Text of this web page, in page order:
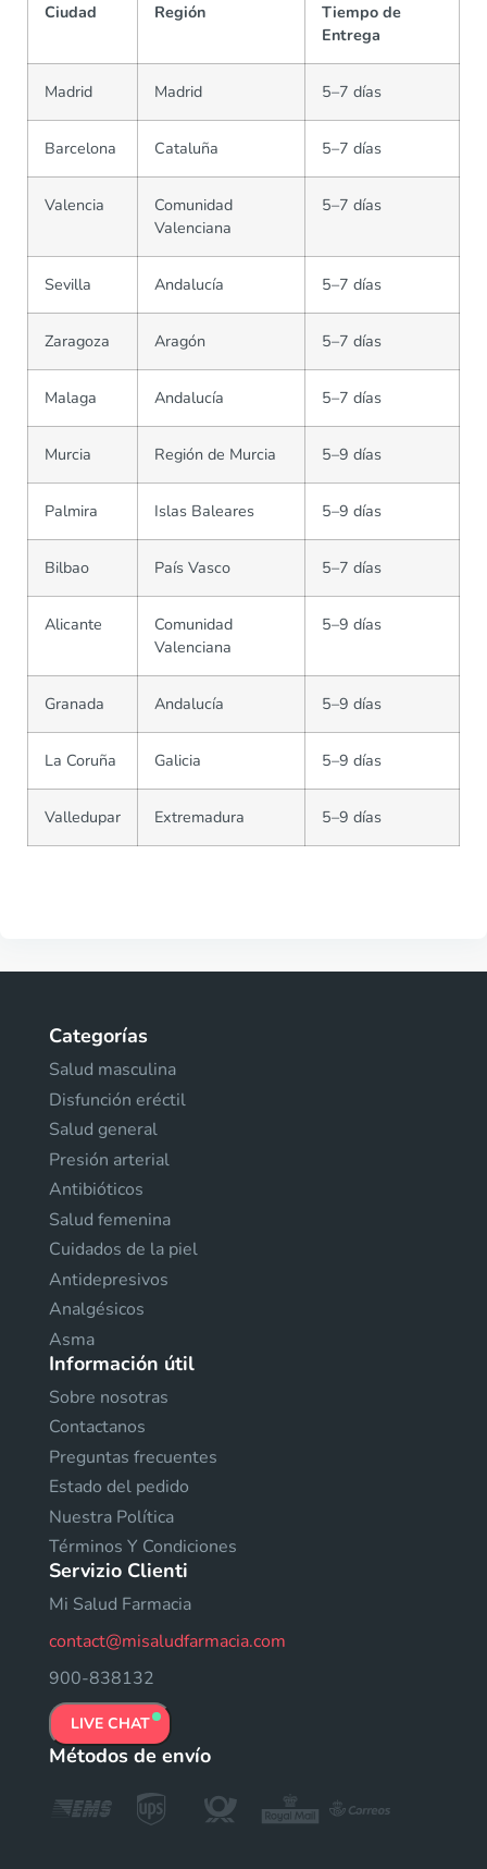
Ciudad Región
Tiempo de
Entrega
Madrid Madrid 5–7 días
Barcelona Cataluña 5–7 días
Valencia
Comunidad
Valenciana
5–7 días
Sevilla Andalucía 5–7 días
Zaragoza Aragón 5–7 días
Malaga Andalucía 5–7 días
Murcia Región de Murcia 5–9 días
Palmira Islas Baleares 5–9 días
Bilbao País Vasco 5–7 días
Alicante
Comunidad
Valenciana
5–9 días
Granada Andalucía 5–9 días
La Coruña Galicia 5–9 días
Valledupar Extremadura 5–9 días
Categorías
Salud masculina
Disfunción eréctil
Salud general
Presión arterial
Antibióticos
Salud femenina
Cuidados de la piel
Antidepresivos
Analgésicos
Asma
Información útil
Sobre nosotras
Contactanos
Preguntas frecuentes
Estado del pedido
Nuestra Política
Términos Y Condiciones
Servizio Clienti
Mi Salud Farmacia
contact@misaludfarmacia.com
900-838132
LIVE CHAT
Métodos de envío